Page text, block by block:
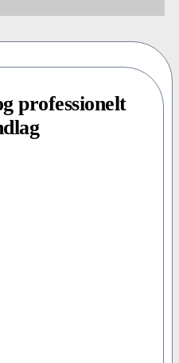
professionelt